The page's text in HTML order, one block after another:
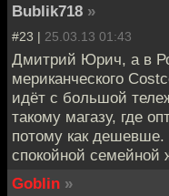
Bublik718 »
#23 | 25.03.13 01:43
Дмитрий Юрич, а в
мериканческого
идёт с большой
такому магазу, где
потому как дешевше.
спокойной семейной
Goblin »